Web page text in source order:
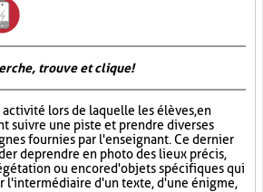
trouve et clique !
activité lors de laquelle les élèves, en
suivre une piste et prendre diverses
fournies par l'enseignant. Ce dernier
de prendre en photo des lieux précis,
ou encore d'objets spécifiques qui
l'intermédiaire d'un texte, d'une énigme,